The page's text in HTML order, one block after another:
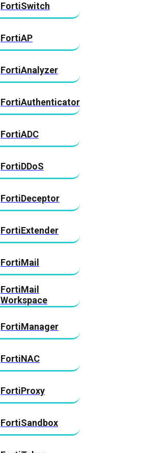
FortiSwitch
FortiAP
FortiAnalyzer
FortiAuthenticator
FortiADC
FortiDDoS
FortiDeceptor
FortiExtender
FortiMail
FortiMail
Workspace
FortiManager
FortiNAC
FortiProxy
FortiSandbox